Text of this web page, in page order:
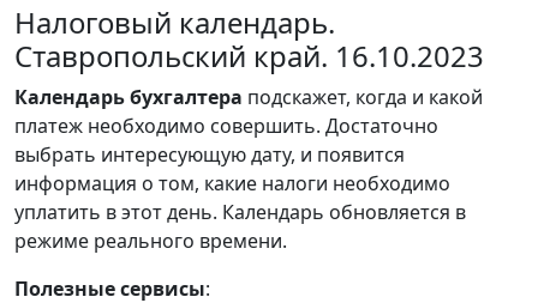
Налоговый календарь.
Ставропольский край. 16.10.2023
Календарьбухгалтера подскажет, когда и какой
платеж необходимо совершить. Достаточно
выбрать интересующую дату, и появится
информация о том, какие налоги необходимо
уплатить в этот день. Календарь обновляется в
режиме реального времени.
Полезные сервисы: